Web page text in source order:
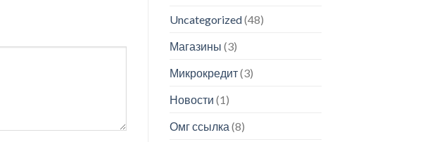
Uncategorized(48)
Магазины (3)
Микрокредит(3)
Новости (1)
Омг ссылка (8)